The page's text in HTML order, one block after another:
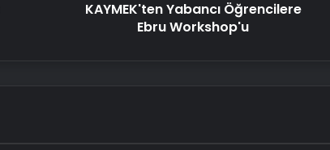
UETDS Nedir ? Uetds.com İle Akıllı
KAYMEK'ten Yabancı Öğrencilere
Ebru Workshop'u